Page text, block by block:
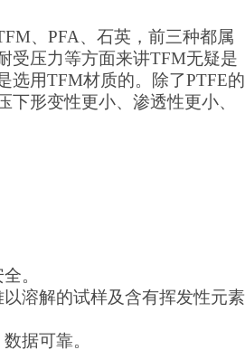
、PFA、石英，前三种都属
受压力等方面来讲TFM无疑是
选用TFM材质的。除了PTFE的
形变性更小、渗透性更小、
。
溶解的试样及含有挥发性元素
据可靠。